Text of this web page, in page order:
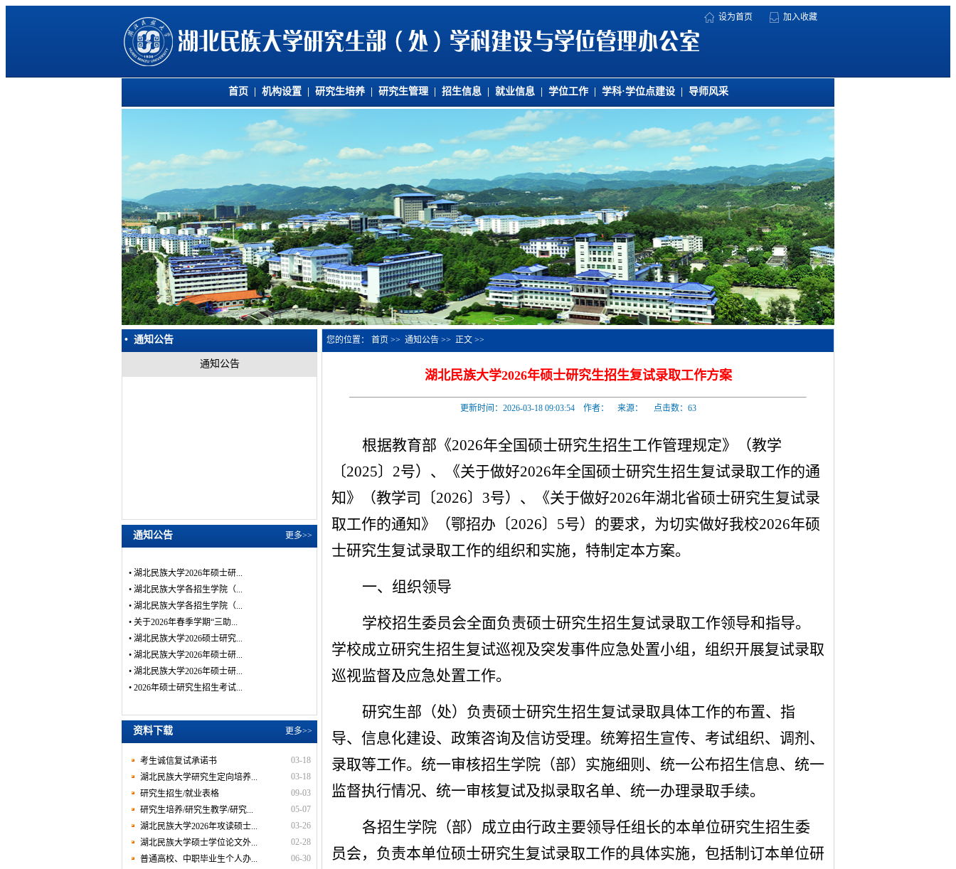
设为首页 加入收藏
首页 机构设置 研究生培养 研究生管理 招生信息 就业信息 学位工作 学科·学位点建设 导师风采
• 通知公告
通知公告
通知公告 更多>>
• 湖北民族大学2026年硕士研...
• 湖北民族大学各招生学院（...
• 湖北民族大学各招生学院（...
• 关于2026年春季学期“三助...
• 湖北民族大学2026硕士研究...
• 湖北民族大学2026年硕士研...
• 湖北民族大学2026年硕士研...
• 2026年硕士研究生招生考试...
资料下载 更多>>
考生诚信复试承诺书
03-18
湖北民族大学研究生定向培养...
03-18
研究生招生/就业表格
09-03
研究生培养/研究生教学/研究...
05-07
湖北民族大学2026年攻读硕士...
03-26
湖北民族大学硕士学位论文外...
02-28
普通高校、中职毕业生个人办...
06-30
您的位置： 首页 >> 通知公告 >> 正文 >>
湖北民族大学2026年硕士研究生招生复试录取工作方案
更新时间：2026-03-18 09:03:54 作者： 来源： 点击数： 63
根据教育部《2026年全国硕士研究生招生工作管理规定》（教学
〔2025〕 2号）、《关于做好2026年全国硕士研究生招生复试录取工作的通
知》
（教学司 〔2026〕 3号） 、《关于做好2026年湖北省硕士研究生复试录
取工作的通知》（鄂招办〔2026〕 5号） 的要求，为切实做好我校2026年硕
士研究生复试录取工作的组织和实施， 特制定本方案。
一、组织领导
学校招生委员会全面负责硕士研究生招生复试录取工作领导和指导。
学校成立研究生招生复试巡视及突发事件应急处置小组，组织开展复试录取
巡视监督及应急处置工作。
研究生部（处） 负责硕士研究生招生复试录取具体工作的布置、指
导、信息化建设、政策咨询及信访受理。统筹招生宣传、考试组织、调剂、
录取等工作。统一审核招生学院（部）实施细则、统一公布招生信息、统一
监督执行情况、统一审核复试及拟录取名单、统一办理录取手续。
各招生学院（部）成立由行政主要领导任组长的本单位研究生招生委
员会，负责本单位硕士研究生复试录取工作的具体实施，包括制订本单位研